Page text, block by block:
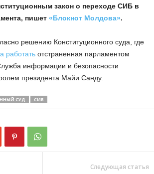
закон о переходе СИБ в
пишет «Блокнот Молдова».
решению Конституционного суда, где
работать отстраненная парламентом
информации и безопасности
президента Майи Санду.
СУД СИБ
Следующая статья